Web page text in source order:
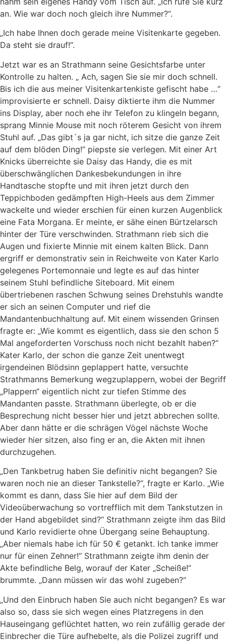
an. Wie war doch noch gleich ihre Nummer?“.
„Ich habe Ihnen doch gerade meine Visitenkarte gegeben.
Da steht sie drauf!“.
Jetzt war es an Strathmann seine Gesichtsfarbe unter
Kontrolle zu halten. „ Ach, sagen Sie sie mir doch schnell.
Bis ich die aus meiner Visitenkartenkiste gefischt habe …“
improvisierte er schnell. Daisy diktierte ihm die Nummer
ins Display, aber noch ehe ihr Telefon zu klingeln begann,
sprang Minnie Mouse mit noch röterem Gesicht von ihrem
Stuhl auf. „Das gibt´s ja gar nicht, ich sitze die ganze Zeit
auf dem blöden Ding!“ piepste sie verlegen. Mit einer Art
Knicks überreichte sie Daisy das Handy, die es mit
überschwänglichen Dankesbekundungen in ihre
Handtasche stopfte und mit ihren jetzt durch den
Teppichboden gedämpften High-Heels aus dem Zimmer
wackelte und wieder erschien für einen kurzen Augenblick
eine Fata Morgana. Er meinte, er sähe einen Bürtzelarsch
hinter der Türe verschwinden. Strathmann rieb sich die
Augen und fixierte Minnie mit einem kalten Blick. Dann
ergriff er demonstrativ sein in Reichweite von Kater Karlo
gelegenes Portemonnaie und legte es auf das hinter
seinem Stuhl befindliche Siteboard. Mit einem
übertriebenen raschen Schwung seines Drehstuhls wandte
er sich an seinen Computer und rief die
Mandantenbuchhaltung auf. Mit einem wissenden Grinsen
fragte er: „Wie kommt es eigentlich, dass sie den schon 5
Mal angeforderten Vorschuss noch nicht bezahlt haben?“
Kater Karlo, der schon die ganze Zeit unentwegt
irgendeinen Blödsinn geplappert hatte, versuchte
Strathmanns Bemerkung wegzuplappern, wobei der Begriff
„Plappern“ eigentlich nicht zur tiefen Stimme des
Mandanten passte. Strathmann überlegte, ob er die
Besprechung nicht besser hier und jetzt abbrechen sollte.
Aber dann hätte er die schrägen Vögel nächste Woche
wieder hier sitzen, also fing er an, die Akten mit ihnen
durchzugehen.
„Den Tankbetrug haben Sie definitiv nicht begangen? Sie
waren noch nie an dieser Tankstelle?“, fragte er Karlo. „Wie
kommt es dann, dass Sie hier auf dem Bild der
Videoüberwachung so vortrefflich mit dem Tankstutzen in
der Hand abgebildet sind?“ Strathmann zeigte ihm das Bild
und Karlo revidierte ohne Übergang seine Behauptung.
„Aber niemals habe ich für 50 € getankt. Ich tanke immer
nur für einen Zehner!“ Strathmann zeigte ihm denin der
Akte befindliche Belg, worauf der Kater „Scheiße!“
brummte. „Dann müssen wir das wohl zugeben?“
„Und den Einbruch haben Sie auch nicht begangen? Es war
also so, dass sie sich wegen eines Platzregens in den
Hauseingang geflüchtet hatten, wo rein zufällig gerade der
Einbrecher die Türe aufhebelte, als die Polizei zugriff und